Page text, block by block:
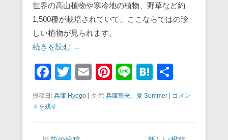
世界の高山植物や寒冷地の植物、野草など約
1,500種が栽培されていて、ここならではの珍
しい植物が見られます。
続きを読む →
F
a
c
T
tt
E
ail
Pi
nt
er
Li
n
e
H
投稿日: 兵庫 Hyogo タグ: 兵庫観光、 夏 Summer
コメン
トを残す